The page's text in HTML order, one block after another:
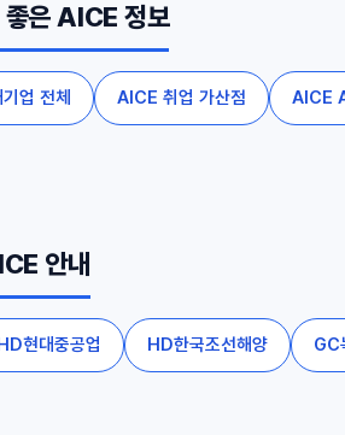
좋은 AICE 정보
업 전체 AICE 취업 가산점 AICE
안내
HD현대중공업 HD한국조선해양 GC